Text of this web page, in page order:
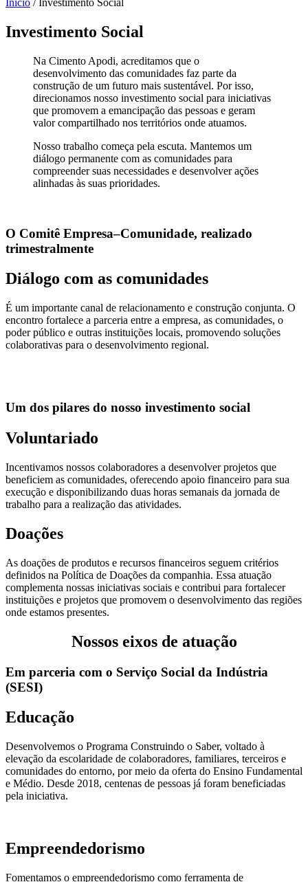
Início / Investimento Social
Investimento Social
Na Cimento Apodi, acreditamos que o
desenvolvimento das comunidades faz parte da
construção de um futuro mais sustentável. Por isso,
direcionamos nosso investimento social para iniciativas
que promovem a emancipação das pessoas e geram
valor compartilhado nos territórios onde atuamos.
Nosso trabalho começa pela escuta. Mantemos um
diálogo permanente com as comunidades para
compreender suas necessidades e desenvolver ações
alinhadas às suas prioridades.
O Comitê Empresa–Comunidade, realizado
trimestralmente
Diálogo com as comunidades
É um importante canal de relacionamento e construção conjunta. O
encontro fortalece a parceria entre a empresa, as comunidades, o
poder público e outras instituições locais, promovendo soluções
colaborativas para o desenvolvimento regional.
Um dos pilares do nosso investimento social
Voluntariado
Incentivamos nossos colaboradores a desenvolver projetos que
beneficiem as comunidades, oferecendo apoio financeiro para sua
execução e disponibilizando duas horas semanais da jornada de
trabalho para a realização das atividades.
Doações
As doações de produtos e recursos financeiros seguem critérios
definidos na Política de Doações da companhia. Essa atuação
complementa nossas iniciativas sociais e contribui para fortalecer
instituições e projetos que promovem o desenvolvimento das regiões
onde estamos presentes.
Nossos eixos de atuação
Em parceria com o Serviço Social da Indústria
(SESI)
Educação
Desenvolvemos o Programa Construindo o Saber, voltado à
elevação da escolaridade de colaboradores, familiares, terceiros e
comunidades do entorno, por meio da oferta do Ensino Fundamental
e Médio. Desde 2018, centenas de pessoas já foram beneficiadas
pela iniciativa.
Empreendedorismo
Fomentamos o empreendedorismo como ferramenta de